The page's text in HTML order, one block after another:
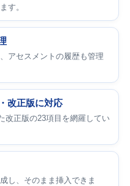
す。
アセスメントの履歴も管理
改正版に対応
改正版の23項目を網羅してい
し、そのまま挿入できま